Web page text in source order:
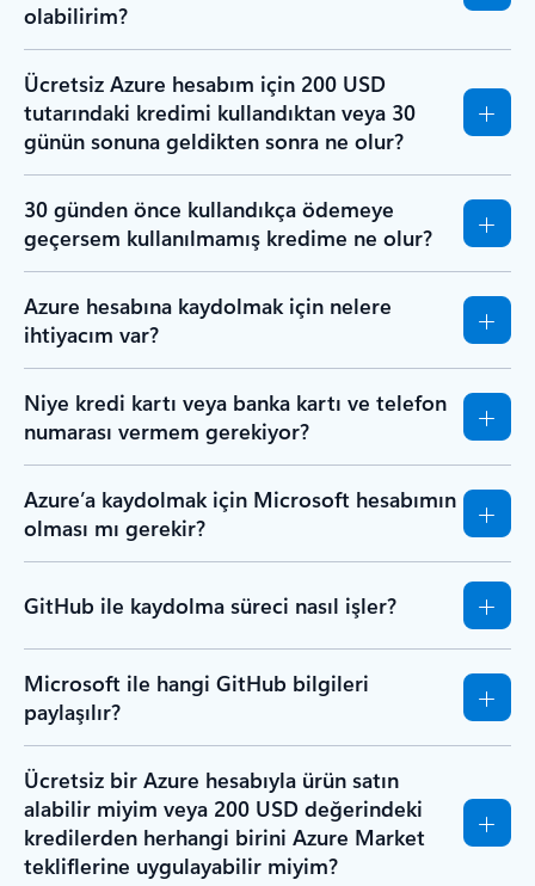
olabilirim?
Ücretsiz Azure hesabım için 200 USD
tutarındaki kredimi kullandıktan veya 30
günün sonuna geldikten sonra ne olur?
30 günden önce kullandıkça ödemeye
geçersem kullanılmamış kredime ne olur?
Azure hesabına kaydolmak için nelere
ihtiyacım var?
Niye kredi kartı veya banka kartı ve telefon
numarası vermem gerekiyor?
Azure’a kaydolmak için Microsoft hesabımın
olması mı gerekir?
GitHub ile kaydolma süreci nasıl işler?
Microsoft ile hangi GitHub bilgileri
paylaşılır?
Ücretsiz bir Azure hesabıyla ürün satın
alabilir miyim veya 200 USD değerindeki
kredilerden herhangi birini Azure Market
tekliflerine uygulayabilir miyim?